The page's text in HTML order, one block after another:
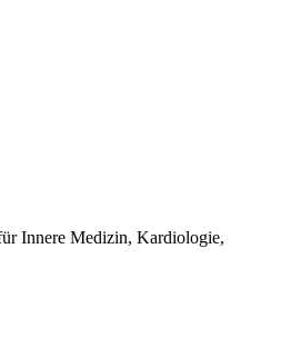
Innere Medizin, Kardiologie,